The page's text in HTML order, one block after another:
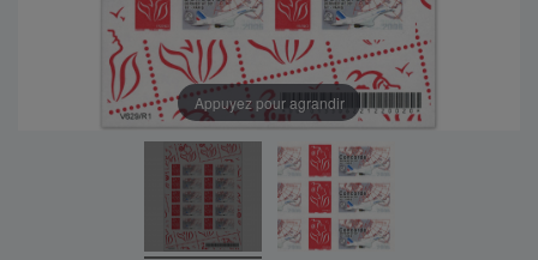
Appuyez pour agrandir